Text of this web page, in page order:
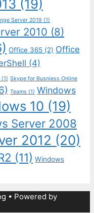
(19)
Server 2019 (1)
2010 (8)
Office 365 (2) Office
(4)
(1) Skype for Busniess Online
Teams (1) Windows
10 (19)
Server 2008
2012 (20)
(11) Windows
• Powered by